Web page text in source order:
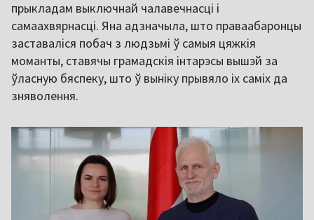
прыкладам выключнай чалавечнасці і
самаахвярнасці. Яна адзначыла, што праваабаронцы
заставаліся побач з людзьмі ў самыя цяжкія
моманты, ставячы грамадскія інтарэсы вышэй за
ўласную бяспеку, што ў выніку прывяло іх саміх да
зняволення.